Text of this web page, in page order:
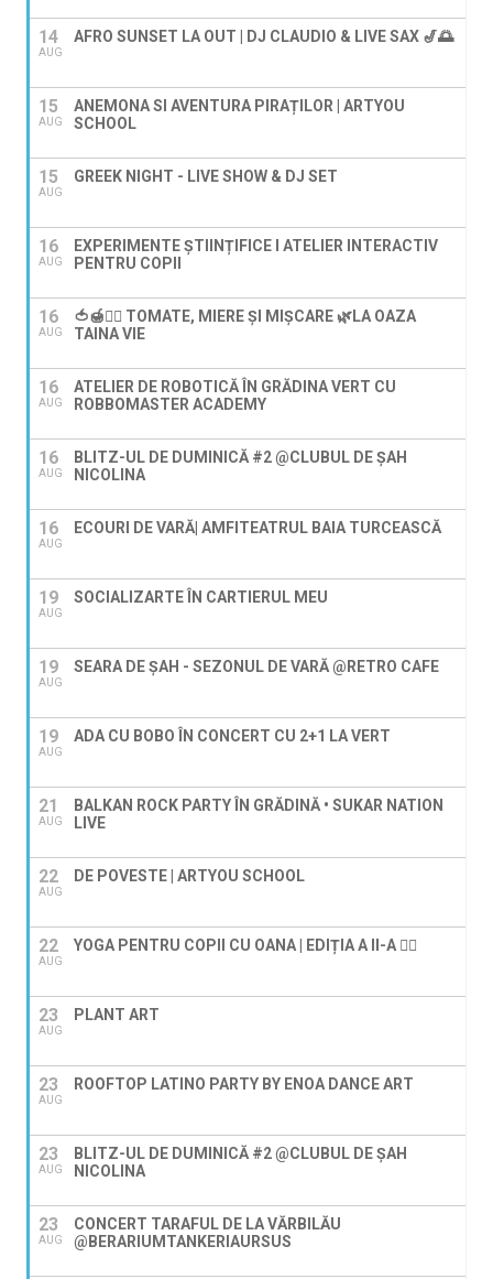
14
AUG
AFRO SUNSET LA OUT | DJ CLAUDIO & LIVE SAX 🎷🌅
15
AUG
ANEMONA SI AVENTURA PIRAȚILOR | ARTYOU
SCHOOL
15
AUG
GREEK NIGHT - LIVE SHOW & DJ SET
16
AUG
EXPERIMENTE ȘTIINȚIFICE I ATELIER INTERACTIV
PENTRU COPII
16
AUG
🍅🍯🚶‍♀️ TOMATE, MIERE ȘI MIȘCARE 🌿LA OAZA
TAINA VIE
16
AUG
ATELIER DE ROBOTICĂ ÎN GRĂDINA VERT CU
ROBBOMASTER ACADEMY
16
AUG
BLITZ-UL DE DUMINICĂ #2 @CLUBUL DE ȘAH
NICOLINA
16
AUG
ECOURI DE VARĂ| AMFITEATRUL BAIA TURCEASCĂ
19
AUG
SOCIALIZARTE ÎN CARTIERUL MEU
19
AUG
SEARA DE ȘAH - SEZONUL DE VARĂ @RETRO CAFE
19
AUG
ADA CU BOBO ÎN CONCERT CU 2+1 LA VERT
21
AUG
BALKAN ROCK PARTY ÎN GRĂDINĂ • SUKAR NATION
LIVE
22
AUG
DE POVESTE | ARTYOU SCHOOL
22
AUG
YOGA PENTRU COPII CU OANA | EDIȚIA A II-A 🧘‍♀️
23
AUG
PLANT ART
23
AUG
ROOFTOP LATINO PARTY BY ENOA DANCE ART
23
AUG
BLITZ-UL DE DUMINICĂ #2 @CLUBUL DE ȘAH
NICOLINA
23
AUG
CONCERT TARAFUL DE LA VĂRBILĂU
@BERARIUMTANKERIAURSUS